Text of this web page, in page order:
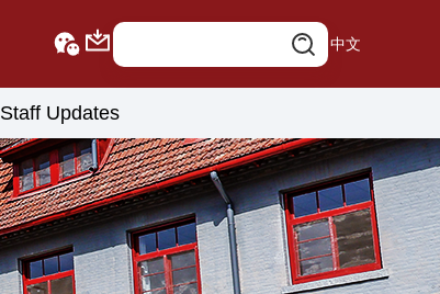
中文
Staff Updates